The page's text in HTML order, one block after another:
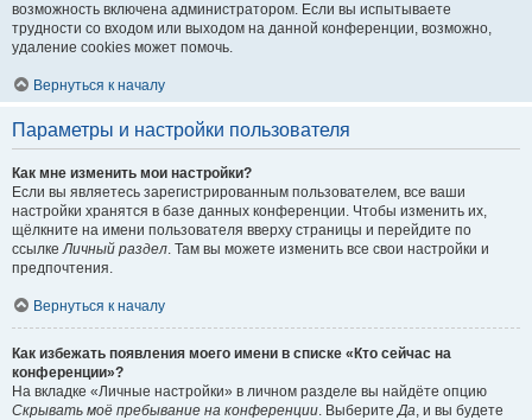
возможность включена администратором. Если вы испытываете
трудности со входом или выходом на данной конференции, возможно,
удаление cookies может помочь.
Вернуться к началу
Параметры и настройки пользователя
Как мне изменить мои настройки?
Если вы являетесь зарегистрированным пользователем, все ваши
настройки хранятся в базе данных конференции. Чтобы изменить их,
щёлкните на имени пользователя вверху страницы и перейдите по
ссылкеЛичный раздел. Там вы можете изменить все свои настройки и
предпочтения.
Вернуться к началу
Как избежать появления моего имени в списке «Кто сейчас на
конференции»?
На вкладке «Личные настройки» в личном разделе вы найдёте опцию
Скрывать моё пребывание на конференции. ВыберитеДа, и вы будете